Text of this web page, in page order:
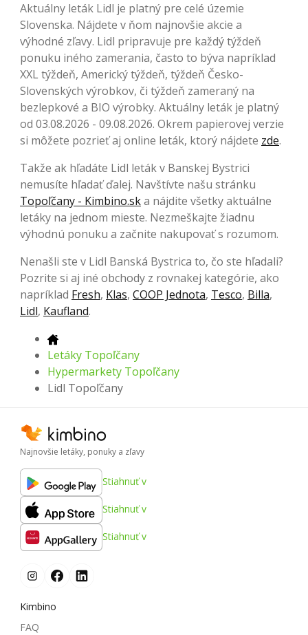
Aktuálny leták Lidl je platný pre celé územie
Slovenska. Nájdete v ňom najnovšie akcie a
výhodné zľavy. Lidl pripravuje pre každý týždeň
ponuku iného zamerania, často to býva napríklad
XXL týždeň, Americký týždeň, týždeň Česko-
Slovenských výrobkov, či týždeň zameraný na
bezlepkové a BIO výrobky. Aktuálny leták je platný
od 03.08.2026 - 09.08.2026. Okrem papierovej verzie
si môžete pozrieť aj online leták, ktorý nájdete zde.
Takže ak hľadáte Lidl leták v Banskej Bystrici
nemusíte hľadať ďalej. Navštívte našu stránku
Topoľčany - Kimbino.ska nájdite všetky aktuálne
letáky na jednom mieste. Nezmeškajte žiadnu
výhodnú ponuku a začnite nakupovať s rozumom.
Nenašli ste v Lidl Banská Bystrica to, čo ste hľadali?
Pozrite si aj iné obchody z rovnakej kategórie, ako
napríklad Fresh, Klas, COOP Jednota, Tesco, Billa,
Lidl, Kaufland.
Letáky Topoľčany
Hypermarkety Topoľčany
Lidl Topoľčany
Najnovšie letáky, ponuky a zľavy
Stiahnuť v
Stiahnuť v
Stiahnuť v
Kimbino
FAQ